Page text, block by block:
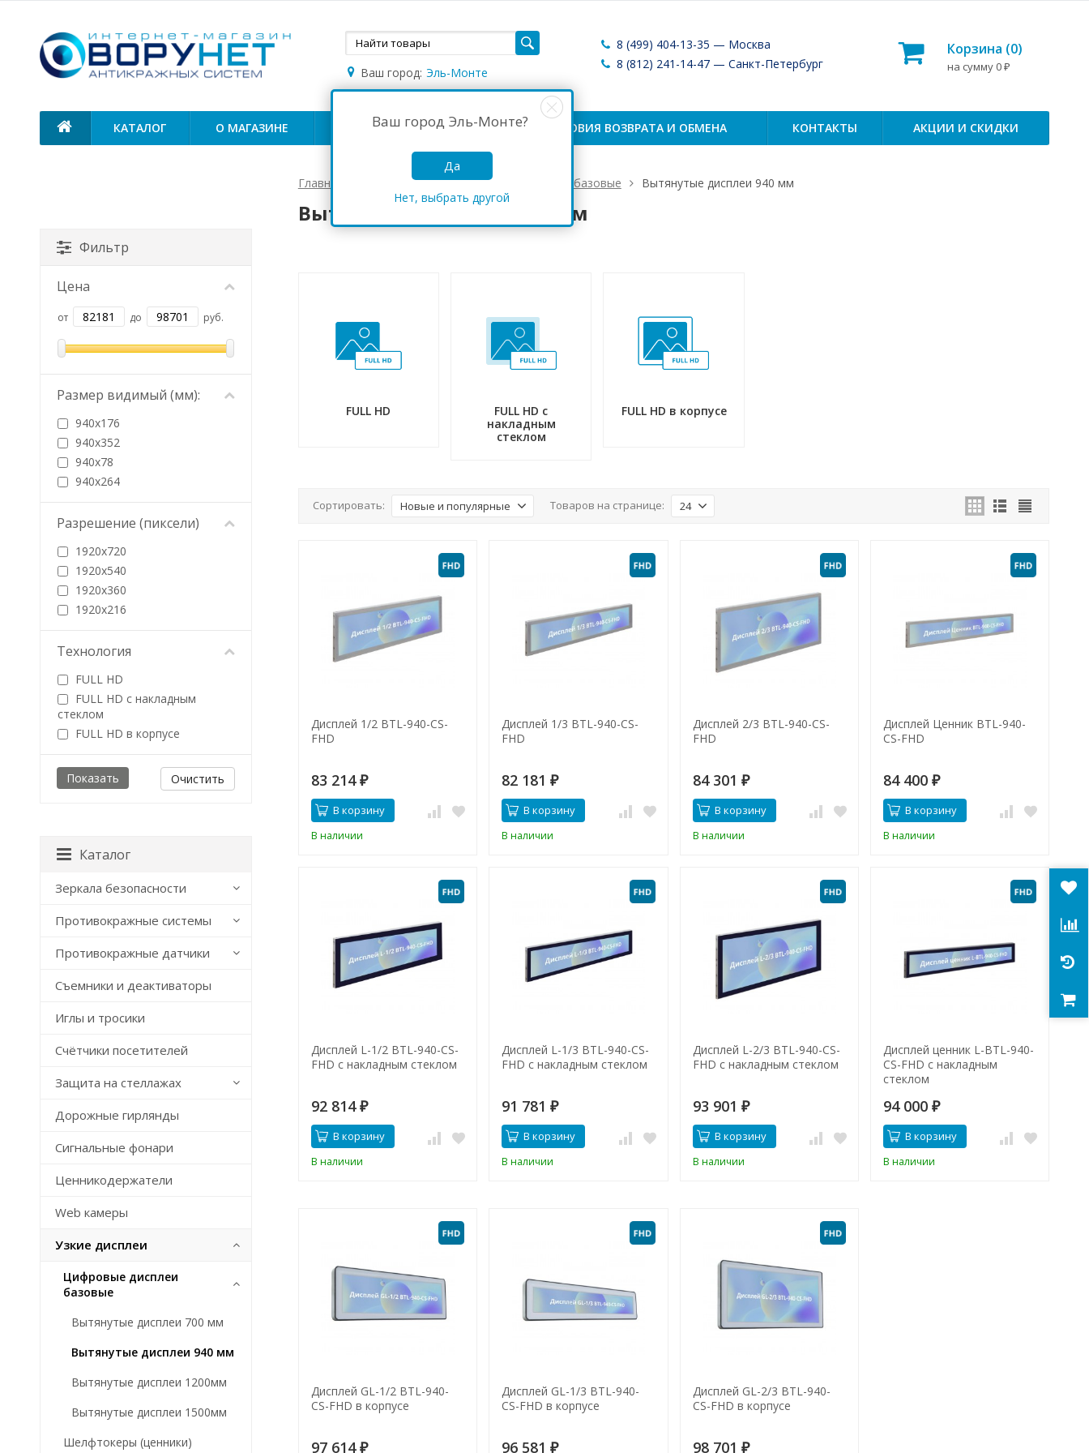
Ваш город: Эль-Монте
Ваш город Эль-Монте?
Да
Нет, выбрать другой
8 (499) 404-13-35 — Москва
8 (812) 241-14-47 — Санкт-Петербург
Корзина (0)
на сумму 0 ₽
КАТАЛОГ О МАГАЗИНЕ ОПЛАТА И ДОСТАВКА УСЛОВИЯ ВОЗВРАТА И ОБМЕНА КОНТАКТЫ АКЦИИ И СКИДКИ
Главная Узкие дисплеи Цифровые дисплеи базовые Вытянутые дисплеи 940 мм
Вытянутые дисплеи 940 мм
FULL HD
FULL HD с
накладным
стеклом
FULL HD в корпусе
Сортировать: Новые и популярные Товаров на странице: 24
Дисплей 1/2 BTL-940-CS-
FHD
83 214 ₽
В корзину
В наличии
Дисплей 1/3 BTL-940-CS-
FHD
82 181₽
В корзину
В наличии
Дисплей 2/3 BTL-940-CS-
FHD
84 301 ₽
В корзину
В наличии
Дисплей Ценник BTL-940-
CS-FHD
84 400 ₽
В корзину
В наличии
Дисплей L-1/2 BTL-940-CS-
FHD с накладным стеклом
92 814 ₽
В корзину
В наличии
Дисплей L-1/3 BTL-940-CS-
FHD с накладным стеклом
91 781₽
В корзину
В наличии
Дисплей L-2/3 BTL-940-CS-
FHD с накладным стеклом
93 901 ₽
В корзину
В наличии
Дисплей ценник L-BTL-940-
CS-FHD с накладным
стеклом
94 000 ₽
В корзину
В наличии
Дисплей GL-1/2 BTL-940-
CS-FHD в корпусе
97 614 ₽
Дисплей GL-1/3 BTL-940-
CS-FHD в корпусе
96 581₽
Дисплей GL-2/3 BTL-940-
CS-FHD в корпусе
98 701 ₽
Фильтр
Цена
от до руб.
Размер видимый (мм):
940х176
940х352
940х78
940х264
Разрешение (пиксели)
1920х720
1920х540
1920х360
1920х216
Технология
FULL HD
FULL HD с накладным
стеклом
FULL HD в корпусе
Очистить
Каталог
Зеркала безопасности
Противокражные системы
Противокражные датчики
Съемники и деактиваторы
Иглы и тросики
Счётчики посетителей
Защита на стеллажах
Дорожные гирлянды
Сигнальные фонари
Ценникодержатели
Web камеры
Узкие дисплеи
Цифровые дисплеи
базовые
Вытянутые дисплеи 700 мм
Вытянутые дисплеи 940 мм
Вытянутые дисплеи 1200мм
Вытянутые дисплеи 1500мм
Шелфтокеры (ценники)